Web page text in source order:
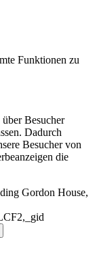
Funktionen zu
Besucher
Dadurch
Besucher von
die
Gordon House,